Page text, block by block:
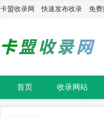
卡盟收录网 快速发布收录 免费
首页 收录网站